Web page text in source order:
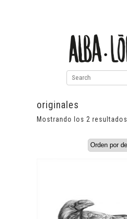
originales
Mostrando los 2 resultados